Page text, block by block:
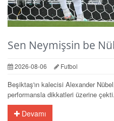
Sen Neymişsin be
2026-08-06 Futbol
Beşiktaş'ın kalecisi Alexander
performansla dikkatleri üzerine çekti.
Devamı